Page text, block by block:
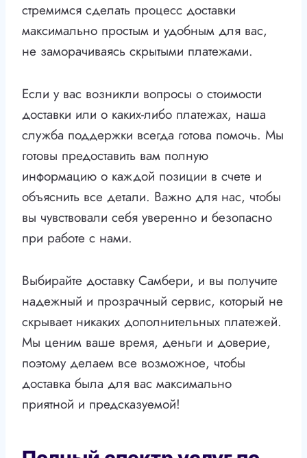
стремимся сделать процесс доставки
максимально простым и удобным для вас,
не заморачиваясь скрытыми платежами.
Если у вас возникли вопросы о стоимости
доставки или о каких-либо платежах, наша
служба поддержки всегда готова помочь. Мы
готовы предоставить вам полную
информацию о каждой позиции в счете и
объяснить все детали. Важно для нас, чтобы
вы чувствовали себя уверенно и безопасно
при работе с нами.
Выбирайте доставку Самбери, и вы получите
надежный и прозрачный сервис, который не
скрывает никаких дополнительных платежей.
Мы ценим ваше время, деньги и доверие,
поэтому делаем все возможное, чтобы
доставка была для вас максимально
приятной и предсказуемой!